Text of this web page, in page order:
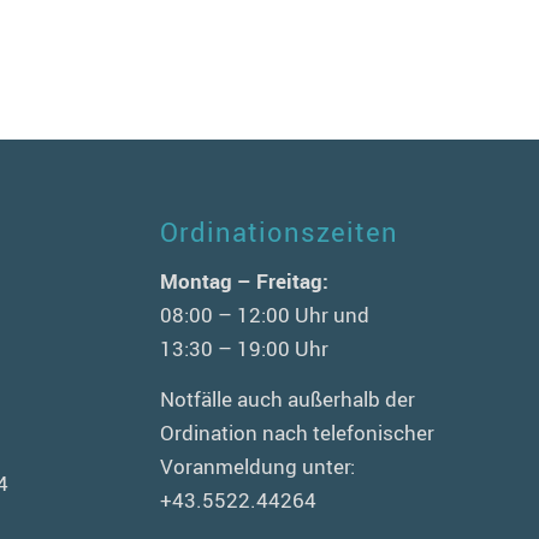
Ordinationszeiten
Montag – Freitag:
08:00 – 12:00 Uhr und
13:30 – 19:00 Uhr
Notfälle auch außerhalb der
Ordination nach telefonischer
Voranmeldung unter:
+43.5522.44264